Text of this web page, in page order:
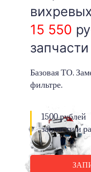
15 550
Базовая ТО.
фильтре.
1500 рублей
запчасти и